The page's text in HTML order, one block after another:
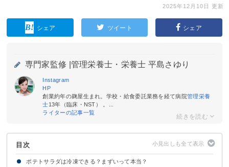
2025年12月10日 更新
シェア ツイート シェア
専門家監修 | 管理栄養士・栄養士 平島さゆり
Instagram
HP
創業約年の麹屋生まれ。学校・給食委託業務を経て病院管理栄養
士13年（臨床・NST） 。...
ライターの記事一覧
目次
ポテトサラダは冷凍できる？まずいって本当？